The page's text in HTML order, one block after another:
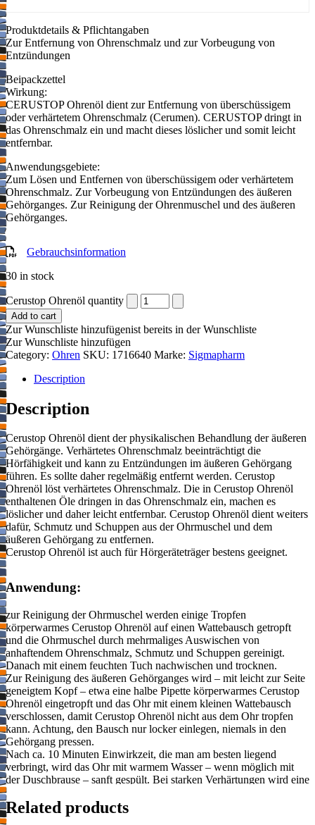
Produktdetails & Pflichtangaben
Zur Entfernung von Ohrenschmalz und zur Vorbeugung von
Entzündungen
Beipackzettel
Wirkung:
CERUSTOP Ohrenöl dient zur Entfernung von überschüssigem
oder verhärtetem Ohrenschmalz (Cerumen). CERUSTOP dringt in
das Ohrenschmalz ein und macht dieses löslicher und somit leicht
entfernbar.
Anwendungsgebiete:
Zum Lösen und Entfernen von überschüssigem oder verhärtetem
Ohrenschmalz. Zur Vorbeugung von Entzündungen des äußeren
Gehörganges. Zur Reinigung der Ohrenmuschel und des äußeren
Gehörganges.
Gebrauchsinformation
30 in stock
Cerustop Ohrenöl quantity
Add to cart
Zur Wunschliste hinzufügenist bereits in der Wunschliste
Zur Wunschliste hinzufügen
Category: Ohren SKU: 1716640 Marke: Sigmapharm
Description
Description
Cerustop Ohrenöl dient der physikalischen Behandlung der äußeren
Gehörgänge. Verhärtetes Ohrenschmalz beeinträchtigt die
Hörfähigkeit und kann zu Entzündungen im äußeren Gehörgang
führen. Es sollte daher regelmäßig entfernt werden. Cerustop
Ohrenöl löst verhärtetes Ohrenschmalz. Die in Cerustop Ohrenöl
enthaltenen Öle dringen in das Ohrenschmalz ein, machen es
löslicher und daher leicht entfernbar. Cerustop Ohrenöl dient weiters
dafür, Schmutz und Schuppen aus der Ohrmuschel und dem
äußeren Gehörgang zu entfernen.
Cerustop Ohrenöl ist auch für Hörgeräteträger bestens geeignet.
Anwendung:
zur Reinigung der Ohrmuschel werden einige Tropfen
körperwarmes Cerustop Ohrenöl auf einen Wattebausch getropft
und die Ohrmuschel durch mehrmaliges Auswischen von
anhaftendem Ohrenschmalz, Schmutz und Schuppen gereinigt.
Danach mit einem feuchten Tuch nachwischen und trocknen.
Zur Reinigung des äußeren Gehörganges wird – mit leicht zur Seite
geneigtem Kopf – etwa eine halbe Pipette körperwarmes Cerustop
Ohrenöl eingetropft und das Ohr mit einem kleinen Wattebausch
verschlossen, damit Cerustop Ohrenöl nicht aus dem Ohr tropfen
kann. Achtung, den Bausch nur locker einlegen, niemals in den
Gehörgang pressen.
Nach ca. 10 Minuten Einwirkzeit, die man am besten liegend
verbringt, wird das Ohr mit warmem Wasser – wenn möglich mit
der Duschbrause – sanft gespült. Bei starken Verhärtungen wird eine
Wiederholung des Vorganges empfohlen.
Cerustop Ohrenöl kann auch vor Ohrenspülungen durch den Arzt
angewendet werden.
Related products